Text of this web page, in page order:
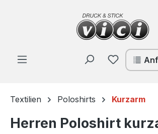
Zum Hauptinhalt springen
Du hast
Textilien Poloshirts Kurzarm
Herren Poloshirt